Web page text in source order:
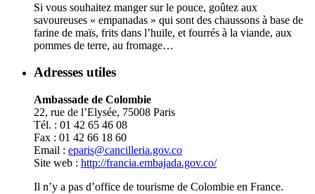
Si vous souhaitez manger sur le pouce, goûtez aux
savoureuses « empanadas » qui sont des chaussons à base de
farine de maïs, frits dans l’huile, et fourrés à la viande, aux
pommes de terre, au fromage…
Adresses utiles
Ambassade de Colombie
22, rue de l’Elysée, 75008 Paris
Tél. : 01 42 65 46 08
Fax : 01 42 66 18 60
Email : eparis@cancilleria.gov.co
Site web : http://francia.embajada.gov.co/
Il n’y a pas d’office de tourisme de Colombie en France.